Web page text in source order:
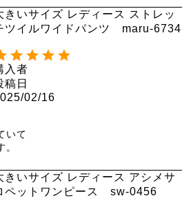
きいサイズ レディース ストレッ
ツイルワイドパンツ maru-6734
入者
稿日
02/16
いて
きいサイズ レディース アシメサ
ペットワンピース sw-0456